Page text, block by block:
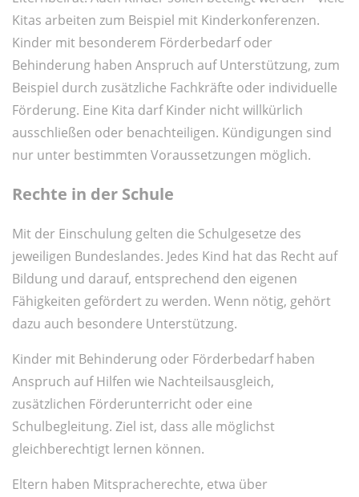
Kitas arbeiten zum Beispiel mit Kinderkonferenzen.
Kinder mit besonderem Förderbedarf oder
Behinderung haben Anspruch auf Unterstützung, zum
Beispiel durch zusätzliche Fachkräfte oder individuelle
Förderung. Eine Kita darf Kinder nicht willkürlich
ausschließen oder benachteiligen. Kündigungen sind
nur unter bestimmten Voraussetzungen möglich.
Rechte in der Schule
Mit der Einschulung gelten die Schulgesetze des
jeweiligen Bundeslandes. Jedes Kind hat das Recht auf
Bildung und darauf, entsprechend den eigenen
Fähigkeiten gefördert zu werden. Wenn nötig, gehört
dazu auch besondere Unterstützung.
Kinder mit Behinderung oder Förderbedarf haben
Anspruch auf Hilfen wie Nachteilsausgleich,
zusätzlichen Förderunterricht oder eine
Schulbegleitung. Ziel ist, dass alle möglichst
gleichberechtigt lernen können.
Eltern haben Mitspracherechte, etwa über